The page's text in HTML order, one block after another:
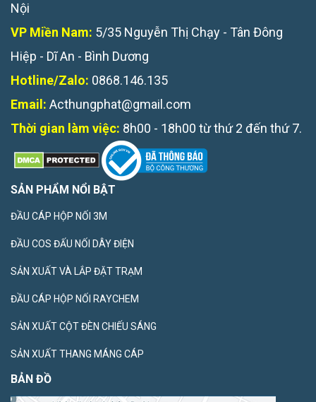
Nội
VP Miền Nam: 5/35 Nguyễn Thị Chạy - Tân Đông
Hiệp - Dĩ An - Bình Dương
Hotline/Zalo: 0868.146.135
Email: Acthungphat@gmail.com
Thời gian làm việc: 8h00 - 18h00 từ thứ 2 đến thứ 7.
SẢN PHẨM NỔI BẬT
ĐẦU CÁP HỘP NỐI 3M
ĐẦU COS ĐẤU NỐI DÂY ĐIỆN
SẢN XUẤT VÀ LẮP ĐẶT TRẠM
ĐẦU CÁP HỘP NỐI RAYCHEM
SẢN XUẤT CỘT ĐÈN CHIẾU SÁNG
SẢN XUẤT THANG MÁNG CÁP
BẢN ĐỒ